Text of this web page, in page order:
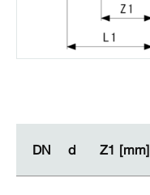
DN d Z1 [mm]
DN d Z1 [mm]